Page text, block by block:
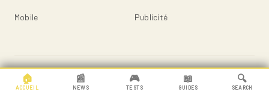
Mobile Publicité
© 2026 Game.fr — Tous droits réservés.
🏠
ACCUEIL
📰
NEWS
🎮
TESTS
📖
GUIDES
🔍
SEARCH